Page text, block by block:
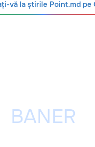
vă la știrile Point.md pe